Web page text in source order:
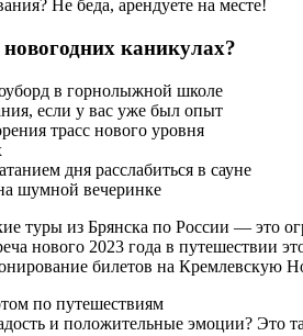
Не беда, арендуете на месте!
каникулах?
в горнолыжной школе
если у вас уже был опыт
трасс нового уровня
дня расслабиться в сауне
шумной вечеринке
туры из Брянска по России — это
нового 2023 года в путешествии
билетов на Кремлевскую
по путешествиям
и положительные эмоции? Это